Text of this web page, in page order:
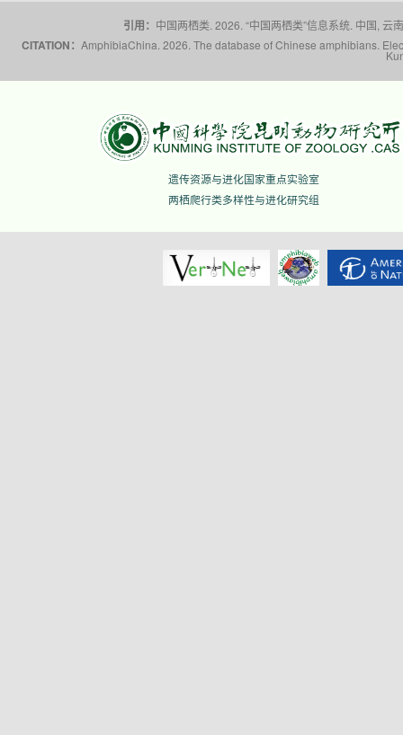
引用： 中国两栖类. 2026. “中国两栖类”信息系统. 中国,
CITATION： AmphibiaChina. 2026. The database of Chinese amphibians.
遗传资源与进化国家重点实验室
两栖爬行类多样性与进化研究组